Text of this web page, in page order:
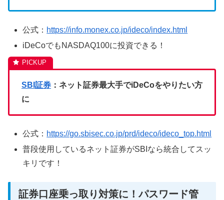
公式： https://info.monex.co.jp/ideco/index.html
iDeCoでもNASDAQ100に投資できる！
SBI証券 ：ネット証券最大手でiDeCoをやりたい方
に
公式： https://go.sbisec.co.jp/prd/ideco/ideco_top.html
普段使用しているネット証券がSBIなら統合してスッ
キリです！
証券口座乗っ取り対策に！パスワード管